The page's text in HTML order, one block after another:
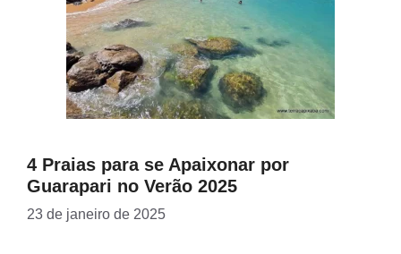
4 Praias para se Apaixonar por
Guarapari no Verão 2025
23 de janeiro de 2025